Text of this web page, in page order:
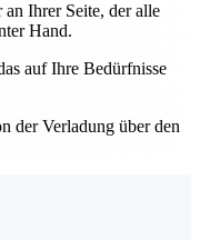
Ihrer Seite, der alle
Hand.
auf Ihre Bedürfnisse
der Verladung über den